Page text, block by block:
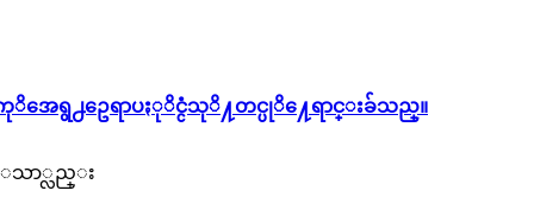
ကုိအေရွ႕ဥေရာပႏုိင္ငံသုိ႔တင္ပုိ႔ေရာင္းခ်သည္။
ေသာ္လည္း